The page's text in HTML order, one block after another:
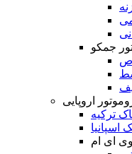
جمکو
اروپایی
ترکیه
اسپانیا